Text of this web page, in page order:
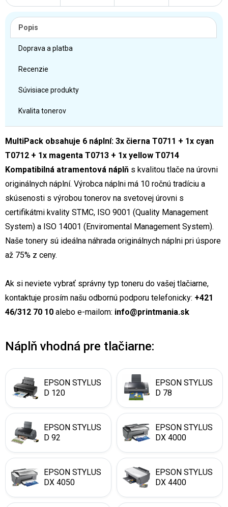
Popis
Doprava a platba
Recenzie
Súvisiace produkty
Kvalita tonerov
MultiPack obsahuje 6 náplní: 3x čierna T0711 + 1x cyan
T0712 + 1x magenta T0713 + 1x yellow T0714
Kompatibilná atramentová náplň s kvalitou tlače na úrovni
originálnych náplní. Výrobca náplni má 10 ročnú tradíciu a
skúsenosti s výrobou tonerov na svetovej úrovni s
certifikátmi kvality STMC, ISO 9001 (Quality Management
System) a ISO 14001 (Enviromental Management System).
Naše tonery sú ideálna náhrada originálnych náplni pri úspore
až 75% z ceny.
Ak si neviete vybrať správny typ toneru do vašej tlačiarne,
kontaktuje prosím našu odbornú podporu telefonicky: +421
46/312 70 10 alebo e-mailom: info@printmania.sk
Náplň vhodná pre tlačiarne:
EPSON STYLUS
D 120
EPSON STYLUS
D 78
EPSON STYLUS
D 92
EPSON STYLUS
DX 4000
EPSON STYLUS
DX 4050
EPSON STYLUS
DX 4400